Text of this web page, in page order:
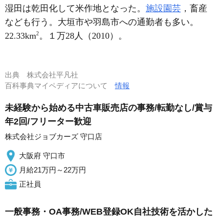
湿田は乾田化して米作地となった。 施設園芸 ，畜産
なども行う。大垣市や羽島市への通勤者も多い。
22.33km2。１万28人（2010）。
出典 株式会社平凡社
百科事典マイペディアについて情報
未経験から始める中古車販売店の事務/転勤なし/賞与
年2回/フリーター歓迎
株式会社ジョブカーズ 守口店
大阪府 守口市
月給21万円～22万円
正社員
一般事務・OA事務/WEB登録OK自社技術を活かした